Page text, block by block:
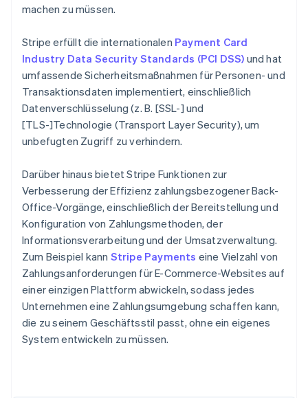
machen zu müssen.
Stripe erfüllt die internationalen Payment Card
Industry Data Security Standards (PCI DSS) und hat
umfassende Sicherheitsmaßnahmen für Personen- und
Transaktionsdaten implementiert, einschließlich
Datenverschlüsselung (z. B. [SSL-] und
[TLS-]Technologie (Transport Layer Security), um
unbefugten Zugriff zu verhindern.
Darüber hinaus bietet Stripe Funktionen zur
Verbesserung der Effizienz zahlungsbezogener Back-
Office-Vorgänge, einschließlich der Bereitstellung und
Konfiguration von Zahlungsmethoden, der
Informationsverarbeitung und der Umsatzverwaltung.
Zum Beispiel kann Stripe Payments eine Vielzahl von
Zahlungsanforderungen für E-Commerce-Websites auf
einer einzigen Plattform abwickeln, sodass jedes
Unternehmen eine Zahlungsumgebung schaffen kann,
die zu seinem Geschäftsstil passt, ohne ein eigenes
System entwickeln zu müssen.